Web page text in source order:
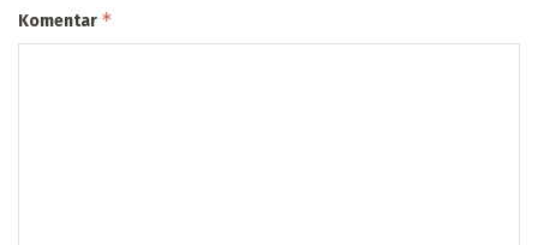
Komentar *